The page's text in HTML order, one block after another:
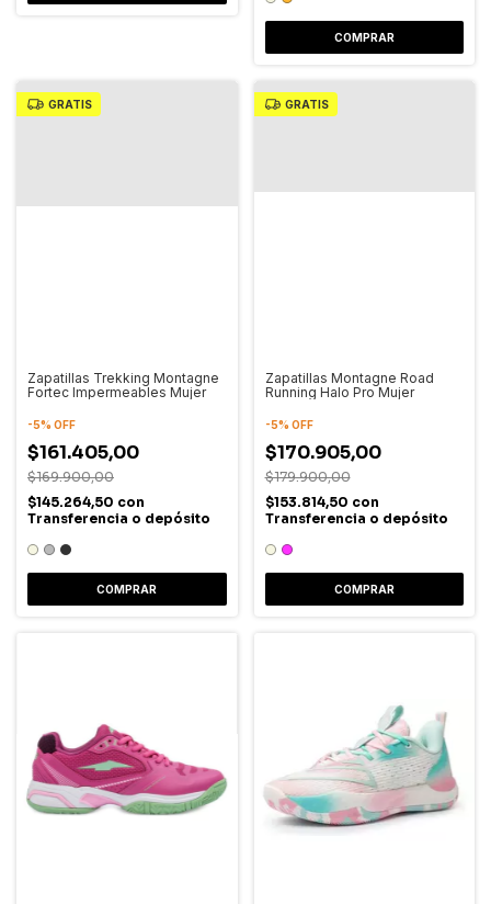
COMPRAR
GRATIS
Zapatillas Trekking Montagne
Fortec Impermeables Mujer
-5% OFF
$161.405,00
$169.900,00
$145.264,50 con
Transferencia o depósito
COMPRAR
GRATIS
Zapatillas Montagne Road
Running Halo Pro Mujer
-5% OFF
$170.905,00
$179.900,00
$153.814,50 con
Transferencia o depósito
COMPRAR